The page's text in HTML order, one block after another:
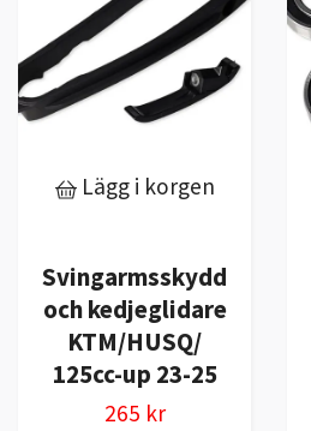
Lägg i korgen
Svingarmsskydd
och kedjeglidare
KTM/HUSQ/
125cc-up 23-25
265 kr